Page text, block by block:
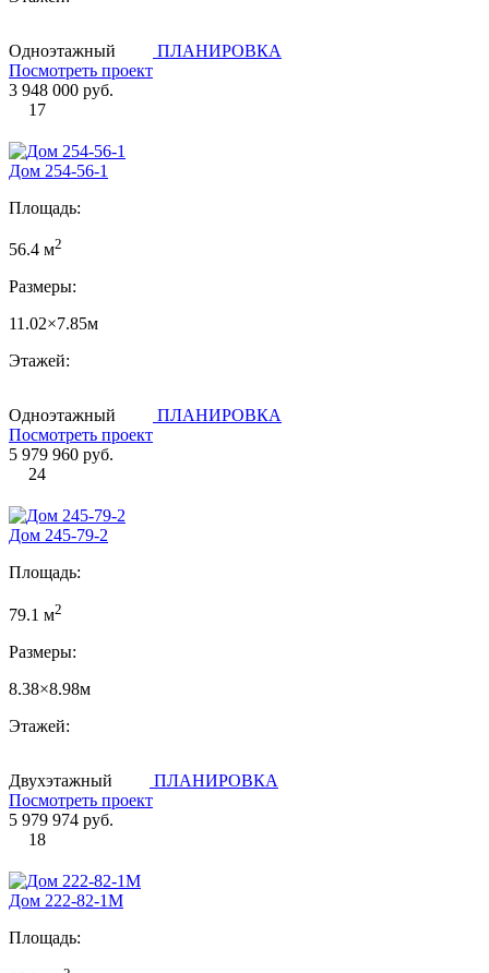
Одноэтажный
ПЛАНИРОВКА
Посмотреть проект
3 948 000 руб.
17
Дом 254-56-1
Площадь:
56.4 м2
Размеры:
11.02×7.85м
Этажей:
Одноэтажный
ПЛАНИРОВКА
Посмотреть проект
5 979 960 руб.
24
Дом 245-79-2
Площадь:
79.1 м2
Размеры:
8.38×8.98м
Этажей:
Двухэтажный
ПЛАНИРОВКА
Посмотреть проект
5 979 974 руб.
18
Дом 222-82-1М
Площадь: